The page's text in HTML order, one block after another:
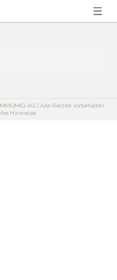
AG | Alle Rechte vorbehalten
Hinweise